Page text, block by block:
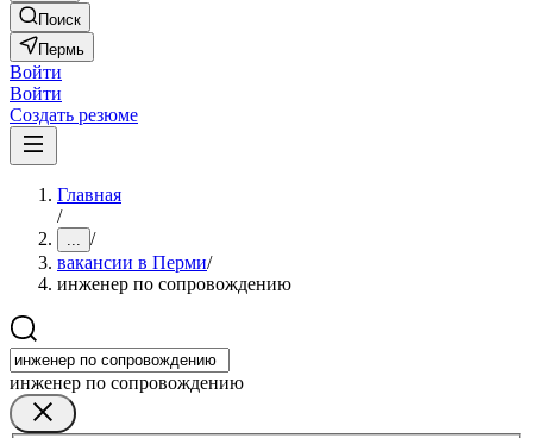
Поиск
Пермь
Войти
Войти
Создать резюме
Главная
/
... /
вакансии в Перми/
инженер по сопровождению
инженер по сопровождению